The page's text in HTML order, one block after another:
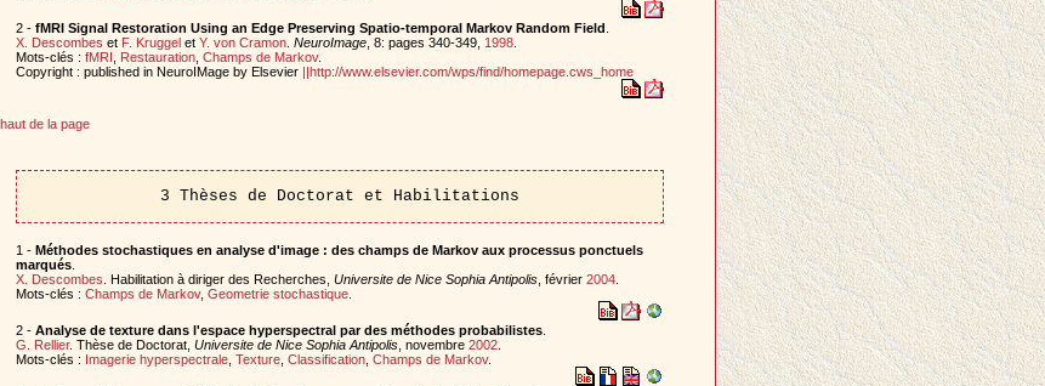
2 - fMRI Signal Restoration Using an Edge Preserving Spatio-temporal Markov Random Field
X. Descombes et F. Kruggelet Y. von Cramon. NeuroImage, 8: pages 340-349, 1998.
Mots-clés : fMRI Restauration, Champs de Markov.
Copyright : published in NeuroIMage by Elsevier ||http://www.elsevier.com/wps/find/homepage.cws_home
haut de la page
3 Thèses de Doctorat et Habilitations
1 - Méthodes stochastiques en analyse d'image : des champs de Markov aux processus ponctuels
marqués.
X. Descombes . Habilitation à diriger des Recherches, Universite de Nice Sophia Antipolis, février 2004.
Mots-clés : Champs de Markov, Geometrie stochastique.
2 - Analyse de texture dans l'espace hyperspectral par des méthodes probabilistes.
G. Rellier. Thèse de Doctorat, Universite de Nice Sophia Antipolis, novembre 2002.
Mots-clés : Imagerie hyperspectrale, Texture, Classification, Champs de Markov.